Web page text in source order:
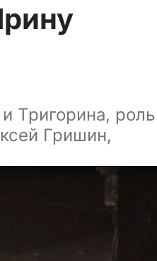
Тригорина, роль
Гришин,